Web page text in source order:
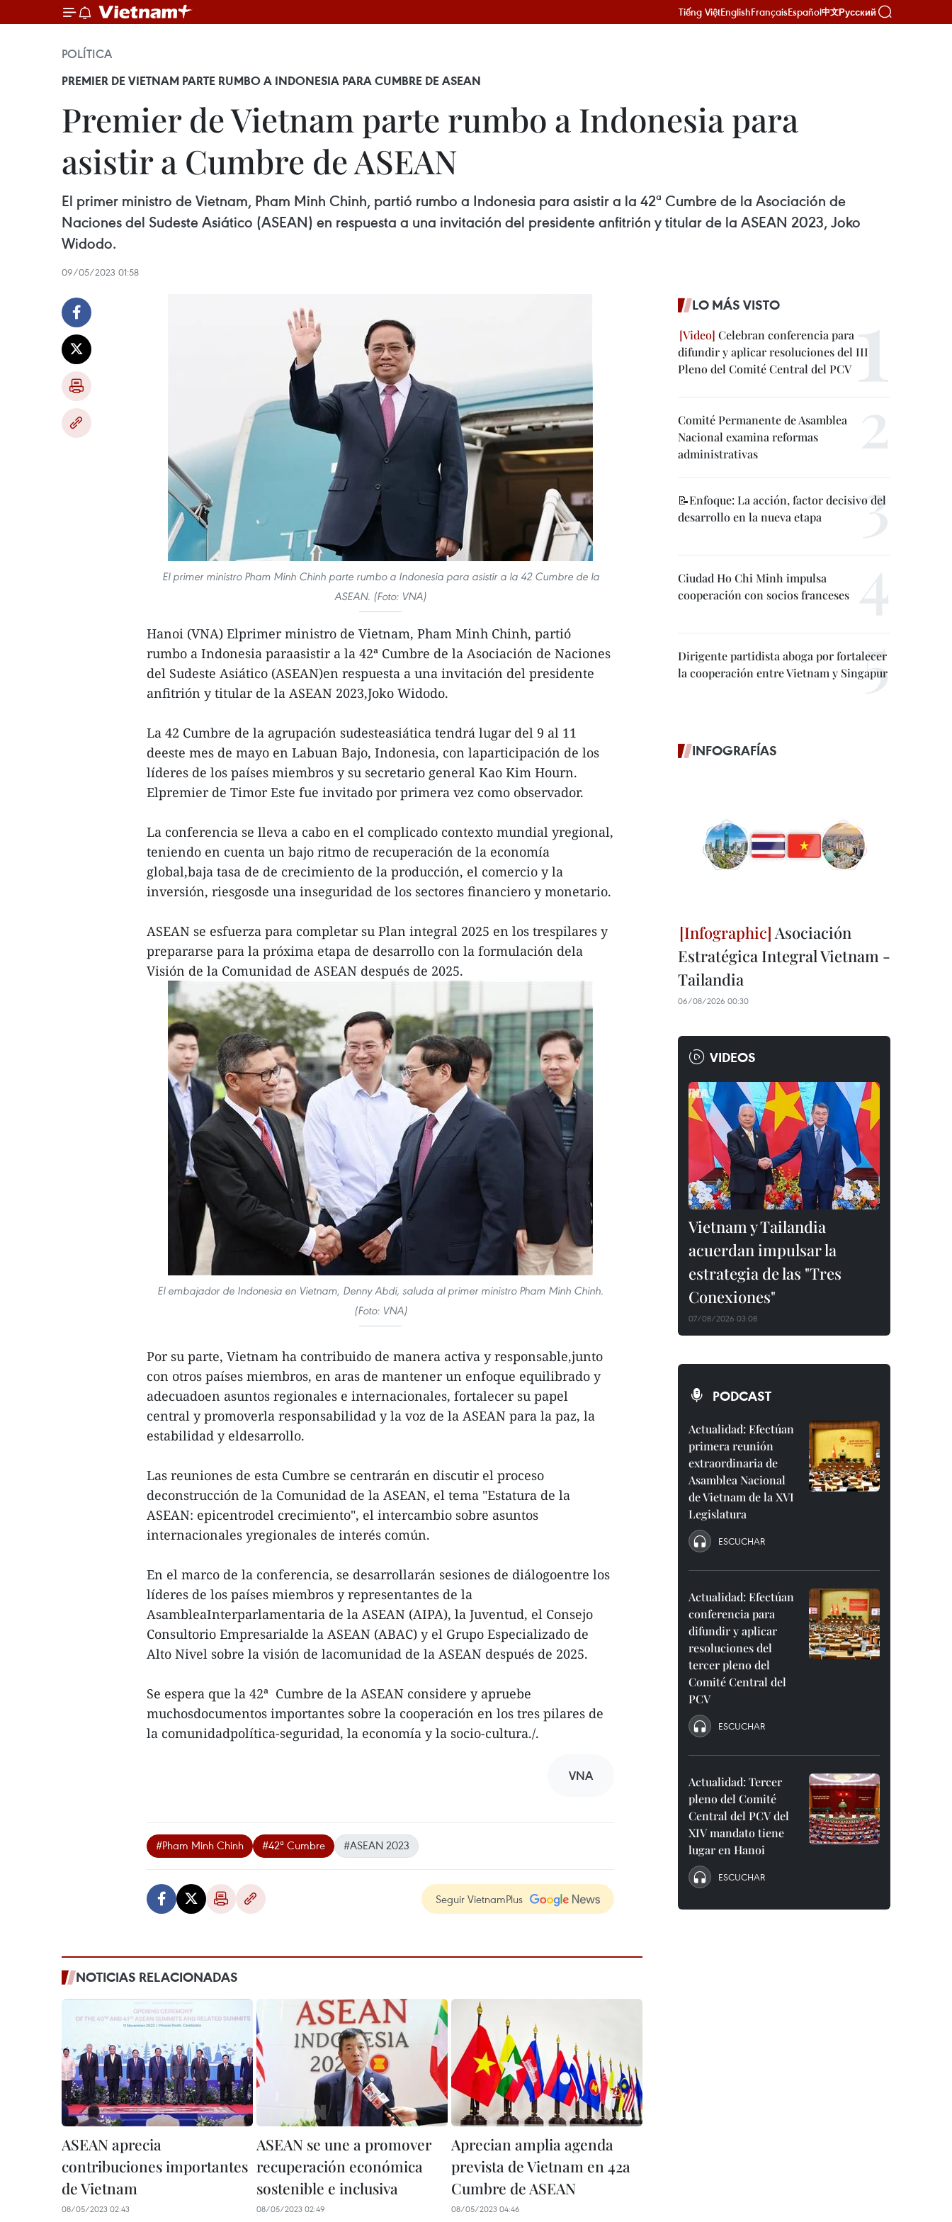
Tiếng ViệtEnglishFrançaisEspañol中文Русский
POLÍTICA
PREMIER DE VIETNAM PARTE RUMBO A INDONESIA PARA CUMBRE DE ASEAN
Premier de Vietnam parte rumbo a Indonesia para
asistir a Cumbre de ASEAN
El primer ministro de Vietnam, Pham Minh Chinh, partió rumbo a Indonesia para asistir a la 42ª Cumbre de la Asociación de
Naciones del Sudeste Asiático (ASEAN) en respuesta a una invitación del presidente anfitrión y titular de la ASEAN 2023, Joko
Widodo.
09/05/2023 01:58
El primer ministro Pham Minh Chinh parte rumbo a Indonesia para asistir a la 42 Cumbre de la
ASEAN. (Foto: VNA)
Hanoi (VNA) Elprimer ministro de Vietnam, Pham Minh Chinh, partió
rumbo a Indonesia paraasistir a la 42ª Cumbre de la Asociación de Naciones
del Sudeste Asiático (ASEAN)en respuesta a una invitación del presidente
anfitrión y titular de la ASEAN 2023,Joko Widodo.
La 42 Cumbre de la agrupación sudesteasiática tendrá lugar del 9 al 11
deeste mes de mayo en Labuan Bajo, Indonesia, con laparticipación de los
líderes de los países miembros y su secretario general Kao Kim Hourn.
Elpremier de Timor Este fue invitado por primera vez como observador.
La conferencia se lleva a cabo en el complicado contexto mundial yregional,
teniendo en cuenta un bajo ritmo de recuperación de la economía
global,baja tasa de de crecimiento de la producción, el comercio y la
inversión, riesgosde una inseguridad de los sectores financiero y monetario.
ASEAN se esfuerza para completar su Plan integral 2025 en los trespilares y
prepararse para la próxima etapa de desarrollo con la formulación dela
Visión de la Comunidad de ASEAN después de 2025.
El embajador de Indonesia en Vietnam, Denny Abdi, saluda al primer ministro Pham Minh Chinh.
(Foto: VNA)
Por su parte, Vietnam ha contribuido de manera activa y responsable,junto
con otros países miembros, en aras de mantener un enfoque equilibrado y
adecuadoen asuntos regionales e internacionales, fortalecer su papel
central y promoverla responsabilidad y la voz de la ASEAN para la paz, la
estabilidad y eldesarrollo.
Las reuniones de esta Cumbre se centrarán en discutir el proceso
deconstrucción de la Comunidad de la ASEAN, el tema "Estatura de la
ASEAN: epicentrodel crecimiento", el intercambio sobre asuntos
internacionales yregionales de interés común.
En el marco de la conferencia, se desarrollarán sesiones de diálogoentre los
líderes de los países miembros y representantes de la
AsambleaInterparlamentaria de la ASEAN (AIPA), la Juventud, el Consejo
Consultorio Empresarialde la ASEAN (ABAC) y el Grupo Especializado de
Alto Nivel sobre la visión de lacomunidad de la ASEAN después de 2025.
Se espera que la 42ª Cumbre de la ASEAN considere y apruebe
muchosdocumentos importantes sobre la cooperación en los tres pilares de
la comunidadpolítica-seguridad, la economía y la socio-cultura./.
VNA
#Pham Minh Chinh #42ª Cumbre #ASEAN 2023
Seguir VietnamPlus
NOTICIAS RELACIONADAS
ASEAN aprecia
contribuciones importantes
de Vietnam
08/05/2023 02:43
ASEAN se une a promover
recuperación económica
sostenible e inclusiva
08/05/2023 02:49
Aprecian amplia agenda
prevista de Vietnam en 42a
Cumbre de ASEAN ​
08/05/2023 04:46
LO MÁS VISTO
Celebran conferencia para
difundir y aplicar resoluciones del III
Pleno del Comité Central del PCV
Comité Permanente de Asamblea
Nacional examina reformas
administrativas
📝Enfoque: La acción, factor decisivo del
desarrollo en la nueva etapa
Ciudad Ho Chi Minh impulsa
cooperación con socios franceses
Dirigente partidista aboga por fortalecer
la cooperación entre Vietnam y Singapur
INFOGRAFÍAS
Asociación
Estratégica Integral Vietnam -
Tailandia
06/08/2026 00:30
VIDEOS
Vietnam y Tailandia
acuerdan impulsar la
estrategia de las "Tres
Conexiones"
07/08/2026 03:08
PODCAST
Actualidad: Efectúan
primera reunión
extraordinaria de
Asamblea Nacional
de Vietnam de la XVI
Legislatura
ESCUCHAR
Actualidad: Efectúan
conferencia para
difundir y aplicar
resoluciones del
tercer pleno del
Comité Central del
PCV
ESCUCHAR
Actualidad: Tercer
pleno del Comité
Central del PCV del
XIV mandato tiene
lugar en Hanoi
ESCUCHAR